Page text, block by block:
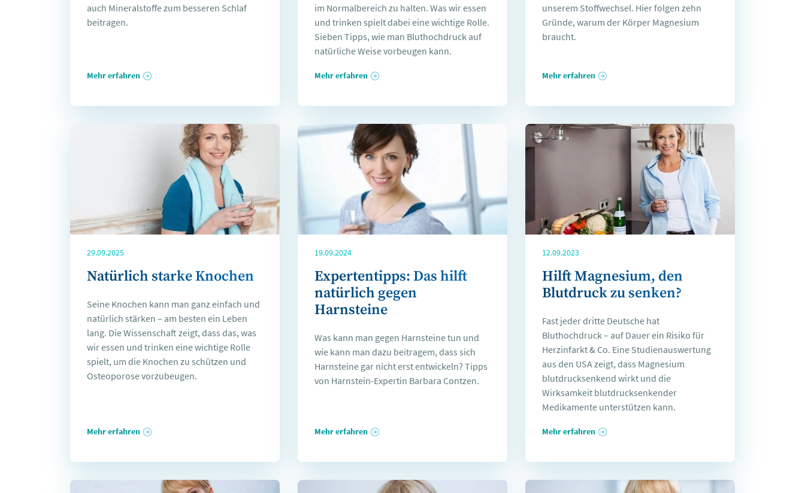
auch Mineralstoffe zum besseren Schlaf
beitragen.
Mehr erfahren
im Normalbereich zu halten. Was wir essen
und trinken spielt dabei eine wichtige Rolle.
Sieben Tipps, wie man Bluthochdruck auf
natürliche Weise vorbeugen kann.
Mehr erfahren
unserem Stoffwechsel. Hier folgen zehn
Gründe, warum der Körper Magnesium
braucht.
Mehr erfahren
29.09.2025
Natürlich starke Knochen
Seine Knochen kann man ganz einfach und
natürlich stärken – am besten ein Leben
lang. Die Wissenschaft zeigt, dass das, was
wir essen und trinken eine wichtige Rolle
spielt, um die Knochen zu schützen und
Osteoporose vorzubeugen.
Mehr erfahren
19.09.2024
Expertentipps: Das hilft
natürlich gegen
Harnsteine
Was kann man gegen Harnsteine tun und
wie kann man dazu beitragem, dass sich
Harnsteine gar nicht erst entwickeln? Tipps
von Harnstein-Expertin Barbara Contzen.
Mehr erfahren
12.09.2023
Hilft Magnesium, den
Blutdruck zu senken?
Fast jeder dritte Deutsche hat
Bluthochdruck – auf Dauer ein Risiko für
Herzinfarkt & Co. Eine Studienauswertung
aus den USA zeigt, dass Magnesium
blutdrucksenkend wirkt und die
Wirksamkeit blutdrucksenkender
Medikamente unterstützen kann.
Mehr erfahren